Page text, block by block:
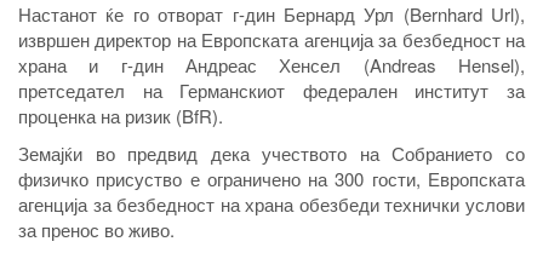
Настанот ќе го отворат г-дин Бернард Урл (Bernhard Url),
извршен директор на Европската агенција за безбедност на
храна и г-дин Андреас Хенсел (Andreas Hensel),
претседател на Германскиот федерален институт за
проценка на ризик (BfR).
Земајќи во предвид дека учеството на Собранието со
физичко присуство е ограничено на 300 гости, Европската
агенција за безбедност на храна обезбеди технички услови
за пренос во живо.